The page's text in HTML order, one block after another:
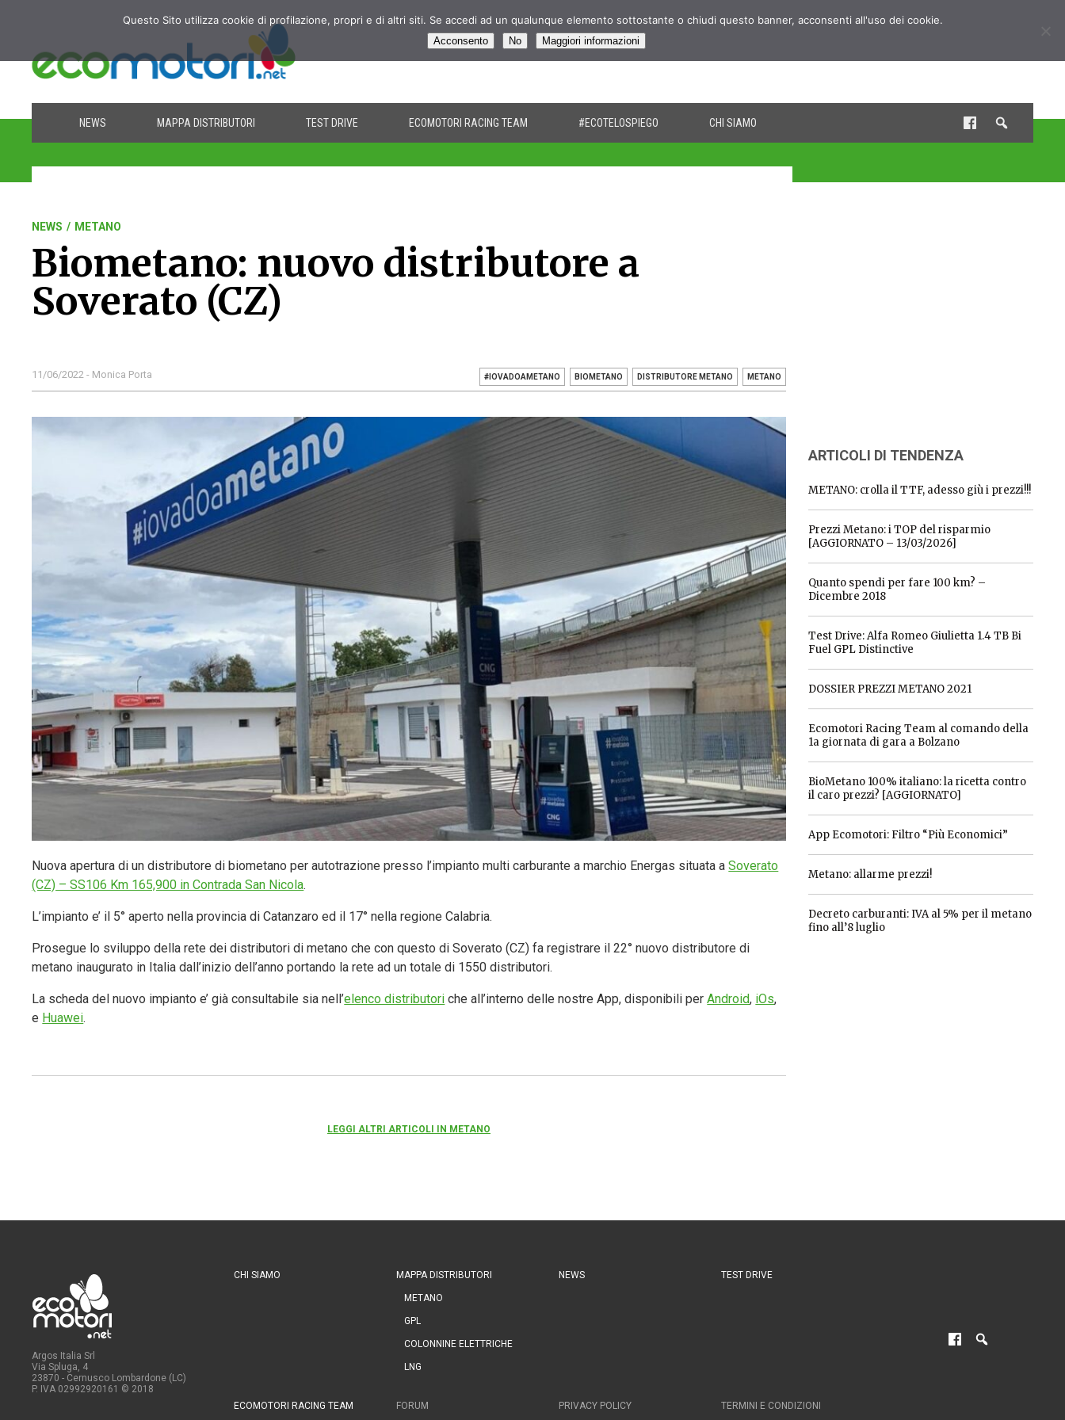
NEWS MAPPA DISTRIBUTORI TEST DRIVE ECOMOTORI RACING TEAM #ECOTELOSPIEGO CHI SIAMO
NEWS / METANO
Biometano: nuovo distributore a
Soverato (CZ)
11/06/2022 - Monica Porta #IOVADOAMETANO BIOMETANO DISTRIBUTORE METANO METANO
Nuova apertura di un distributore di biometano per autotrazione presso l’impianto multi carburante a marchio Energas situata aSoverato
(CZ) – SS106 Km 165,900 in Contrada San Nicola.
L’impianto e’ il 5° aperto nella provincia di Catanzaro ed il 17° nella regione Calabria.
Prosegue lo sviluppo della rete dei distributori di metano che con questo di Soverato (CZ) fa registrare il 22° nuovo distributore di
metano inaugurato in Italia dall’inizio dell’anno portando la rete ad un totale di 1550 distributori.
La scheda del nuovo impianto e’ già consultabile sia nell’elenco distributori che all’interno delle nostre App, disponibili perAndroid, iOs,
e Huawei.
LEGGI ALTRI ARTICOLI IN METANO
ARTICOLI DI TENDENZA
METANO: crolla il TTF, adesso giù i prezzi!!!
Prezzi Metano: i TOP del risparmio
[AGGIORNATO – 13/03/2026]
Quanto spendi per fare 100 km? –
Dicembre 2018
Test Drive: Alfa Romeo Giulietta 1.4 TB Bi
Fuel GPL Distinctive
DOSSIER PREZZI METANO 2021
Ecomotori Racing Team al comando della
1a giornata di gara a Bolzano
BioMetano 100% italiano: la ricetta contro
il caro prezzi? [AGGIORNATO]
App Ecomotori: Filtro “Più Economici”
Metano: allarme prezzi!
Decreto carburanti: IVA al 5% per il metano
fino all’8 luglio
Argos Italia Srl
Via Spluga, 4
23870 - Cernusco Lombardone (LC)
P. IVA 02992920161 © 2018
CHI SIAMO MAPPA DISTRIBUTORI
METANO
GPL
COLONNINE ELETTRICHE
LNG
NEWS TEST DRIVE
ECOMOTORI RACING TEAM FORUM PRIVACY POLICY TERMINI E CONDIZIONI
Questo Sito utilizza cookie di profilazione, propri e di altri siti. Se accedi ad un qualunque elemento sottostante o chiudi questo banner, acconsenti all'uso dei cookie.
Acconsento No Maggiori informazioni